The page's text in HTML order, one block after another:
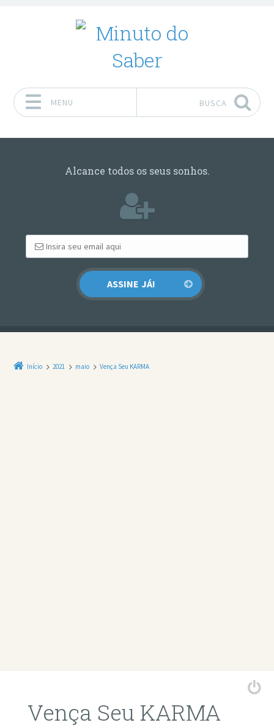
MENU BUSCA
Alcance todos os seus sonhos.
Início 2021 maio Vença Seu KARMA
Vença Seu KARMA